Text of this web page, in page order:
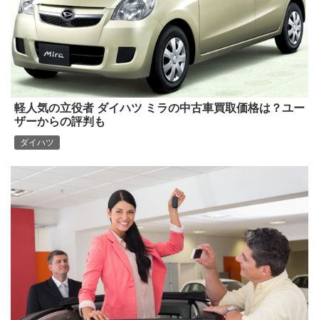
軽人気の立役者 ダイハツ ミラの中古車買取価格は？ユー
ザーからの評判も
ダイハツ